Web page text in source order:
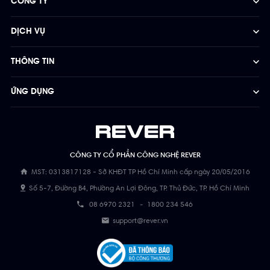
CÔNG TY CỔ PHẦN CÔNG NGHỆ REVER
MST: 0313817128 - Sở KHĐT TP Hồ Chí Minh cấp ngày 20/05/2016
Số 5-7, Đường B4, Phường An Lợi Đông, TP. Thủ Đức, TP. Hồ Chí Minh
08 6970 2321 - 1800 234 546
support@rever.vn
CÔNG TY
DỊCH VỤ
THÔNG TIN
ỨNG DỤNG